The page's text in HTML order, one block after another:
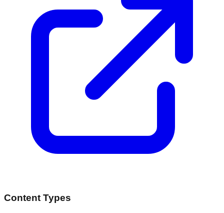
Content Types